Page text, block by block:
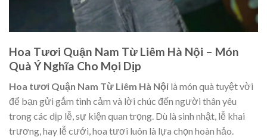
Hoa Tươi Quận Nam Từ Liêm Hà Nội – Món
Quà Ý Nghĩa Cho Mọi Dịp
Hoa tươi Quận Nam Từ Liêm Hà Nội là món quà tuyệt vời
để bạn gửi gắm tình cảm và lời chúc đến người thân yêu
trong các dịp lễ, sự kiện quan trọng. Dù là sinh nhật, lễ khai
trương, hay lễ cưới, hoa tươi luôn là lựa chọn hoàn hảo.